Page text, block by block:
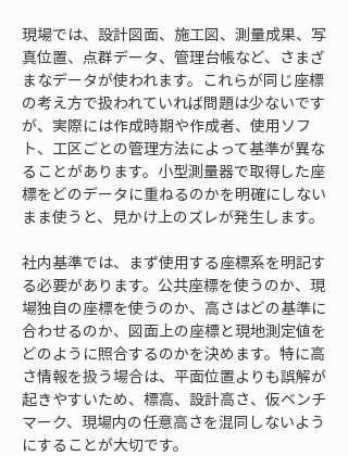
現場では、設計図面、施工図、測量成果、写
真位置、点群データ、管理台帳など、さまざ
まなデータが使われます。これらが同じ座標
の考え方で扱われていれば問題は少ないです
が、実際には作成時期や作成者、使用ソフ
ト、工区ごとの管理方法によって基準が異な
ることがあります。小型測量器で取得した座
標をどのデータに重ねるのかを明確にしない
まま使うと、見かけ上のズレが発生します。
社内基準では、まず使用する座標系を明記す
る必要があります。公共座標を使うのか、現
場独自の座標を使うのか、高さはどの基準に
合わせるのか、図面上の座標と現地測定値を
どのように照合するのかを決めます。特に高
さ情報を扱う場合は、平面位置よりも誤解が
起きやすいため、標高、設計高さ、仮ベンチ
マーク、現場内の任意高さを混同しないよう
にすることが大切です。